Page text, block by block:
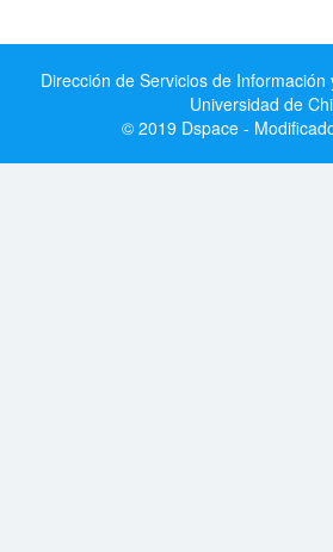
Dirección de Servicios de Información
Universidad de
© 2019 Dspace -